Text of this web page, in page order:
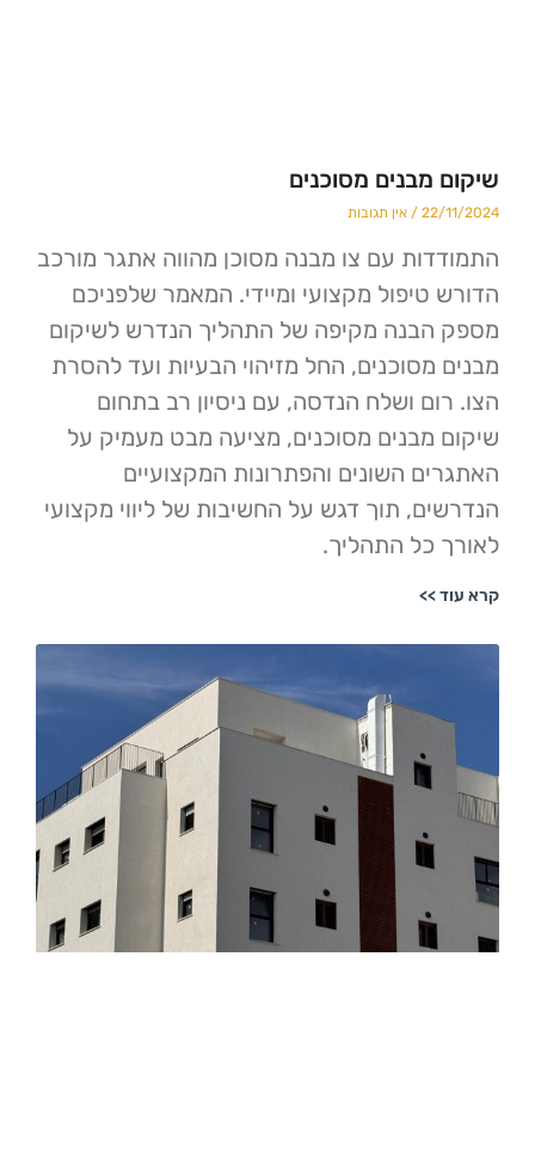
מסוכנים
אין תגובות
עם צו מבנה מסוכן מהווה אתגר מורכב
מקצועי ומיידי. המאמר שלפניכם
מקיפה של התהליך הנדרש לשיקום
החל מזיהוי הבעיות ועד להסרת
ושלח הנדסה, עם ניסיון רב בתחום
מסוכנים, מציעה מבט מעמיק על
השונים והפתרונות המקצועיים
תוך דגש על החשיבות של ליווי מקצועי
כל התהליך.